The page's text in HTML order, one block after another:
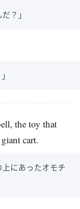
？」
the toy that
cart.
にあったオモチ